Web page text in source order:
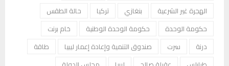
الهجرة غير الشرعية
بنغازي تركيا
حالة الطقس
حكومة الوحدة
حكومة الوحدة الوطنية
خام برنت
درنة
سرت صندوق التنمية وإعادة إعمار ليبيا
طاقة